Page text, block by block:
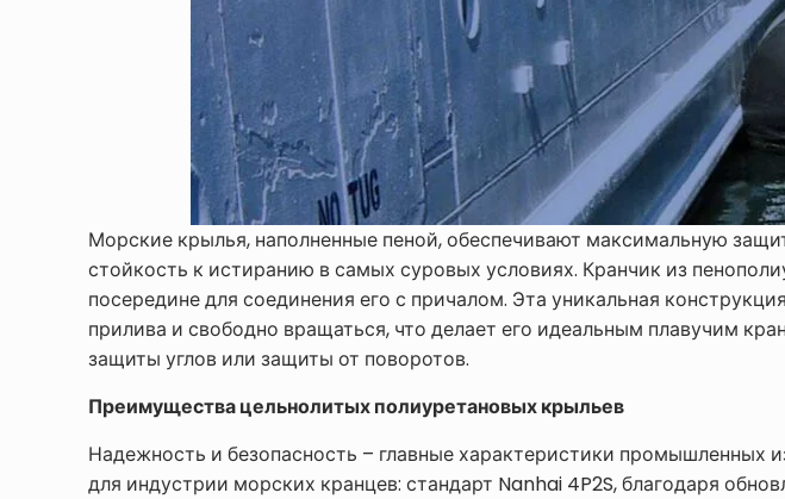
Морские крылья, наполненные пеной, обеспечивают максимальную
стойкость к истиранию в самых суровых условиях. Кранчик из
посередине для соединения его с причалом. Эта уникальная
прилива и свободно вращаться, что делает его идеальным плавучим
защиты углов или защиты от поворотов.
Преимущества цельнолитых полиуретановых крыльев
Надежность и безопасность – главные характеристики промышленных
для индустрии морских кранцев: стандарт Nanhai 4P2S, благодаря